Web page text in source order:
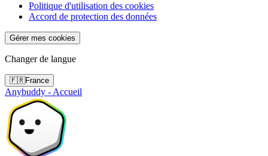
Politique d'utilisation des cookies
Accord de protection des données
Gérer mes cookies
Changer de langue
🇫🇷France
Anybuddy - Accueil